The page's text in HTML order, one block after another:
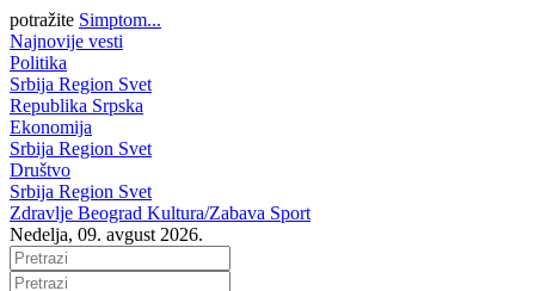
potražite Simptom...
Najnovije vesti
Politika
Srbija Region Svet
Republika Srpska
Ekonomija
Srbija Region Svet
Društvo
Srbija Region Svet
Zdravlje Beograd Kultura/Zabava Sport
Nedelja, 09. avgust 2026.